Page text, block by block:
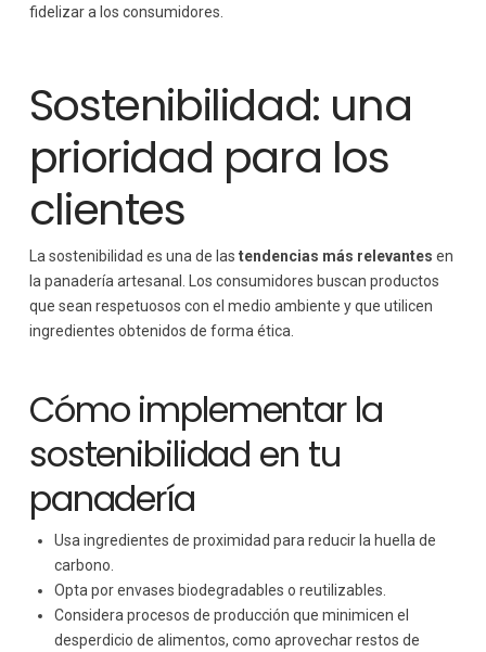
fidelizar a los consumidores.
Sostenibilidad: una
prioridad para los
clientes
La sostenibilidad es una de las tendencias más relevantes en
la panadería artesanal. Los consumidores buscan productos
que sean respetuosos con el medio ambiente y que utilicen
ingredientes obtenidos de forma ética.
Cómo implementar la
sostenibilidad en tu
panadería
Usa ingredientes de proximidad para reducir la huella de
carbono.
Opta por envases biodegradables o reutilizables.
Considera procesos de producción que minimicen el
desperdicio de alimentos, como aprovechar restos de